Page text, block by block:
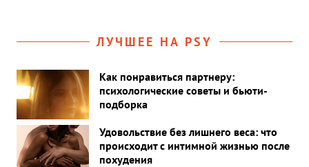
ЛУЧШЕЕ НА PSY
Как понравиться партнеру:
психологические советы и бьюти-
подборка
Удовольствие без лишнего веса: что
происходит с интимной жизнью после
похудения